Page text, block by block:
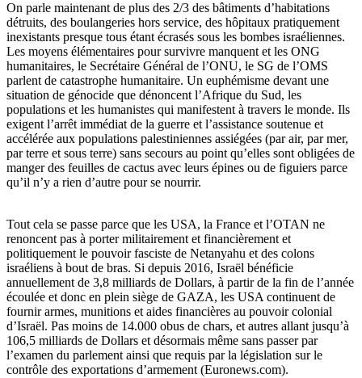
On parle maintenant de plus des 2/3 des bâtiments d’habitations
détruits, des boulangeries hors service, des hôpitaux pratiquement
inexistants presque tous étant écrasés sous les bombes israéliennes.
Les moyens élémentaires pour survivre manquent et les ONG
humanitaires, le Secrétaire Général de l’ONU, le SG de l’OMS
parlent de catastrophe humanitaire. Un euphémisme devant une
situation de génocide que dénoncent l’Afrique du Sud, les
populations et les humanistes qui manifestent à travers le monde. Ils
exigent l’arrêt immédiat de la guerre et l’assistance soutenue et
accélérée aux populations palestiniennes assiégées (par air, par mer,
par terre et sous terre) sans secours au point qu’elles sont obligées de
manger des feuilles de cactus avec leurs épines ou de figuiers parce
qu’il n’y a rien d’autre pour se nourrir.
Tout cela se passe parce que les USA, la France et l’OTAN ne
renoncent pas à porter militairement et financièrement et
politiquement le pouvoir fasciste de Netanyahu et des colons
israéliens à bout de bras. Si depuis 2016, Israël bénéficie
annuellement de 3,8 milliards de Dollars, à partir de la fin de l’année
écoulée et donc en plein siège de GAZA, les USA continuent de
fournir armes, munitions et aides financières au pouvoir colonial
d’Israël. Pas moins de 14.000 obus de chars, et autres allant jusqu’à
106,5 milliards de Dollars et désormais même sans passer par
l’examen du parlement ainsi que requis par la législation sur le
contrôle des exportations d’armement (Euronews.com).